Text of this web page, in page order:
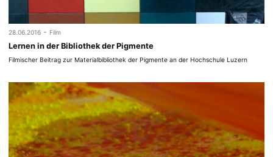
28.06.2016 - Film
Lernen in der Bibliothek der Pigmente
Filmischer Beitrag zur Materialbibliothek der Pigmente an der Hochschule Luzern